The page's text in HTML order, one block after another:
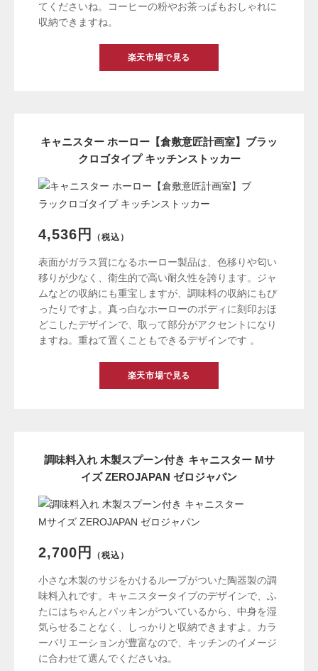
てくださいね。コーヒーの粉やお茶っぱもおしゃれに
収納できますね。
楽天市場で見る
キャニスター ホーロー【倉敷意匠計画室】ブラッ
クロゴタイプ キッチンストッカー
4,536円 （税込）
表面がガラス質になるホーロー製品は、色移りや匂い
移りが少なく、衛生的で高い耐久性を誇ります。ジャ
ムなどの収納にも重宝しますが、調味料の収納にもぴ
ったりですよ。真っ白なホーローのボディに刻印おほ
どこしたデザインで、取って部分がアクセントになり
ますね。重ねて置くこともできるデザインです 。
楽天市場で見る
調味料入れ 木製スプーン付き キャニスター Mサ
イズ ZEROJAPAN ゼロジャパン
2,700円 （税込）
小さな木製のサジをかけるループがついた陶器製の調
味料入れです。キャニスタータイプのデザインで、ふ
たにはちゃんとパッキンがついているから、中身を湿
気らせることなく、しっかりと収納できますよ。カラ
ーバリエーションが豊富なので、キッチンのイメージ
に合わせて選んでくださいね。